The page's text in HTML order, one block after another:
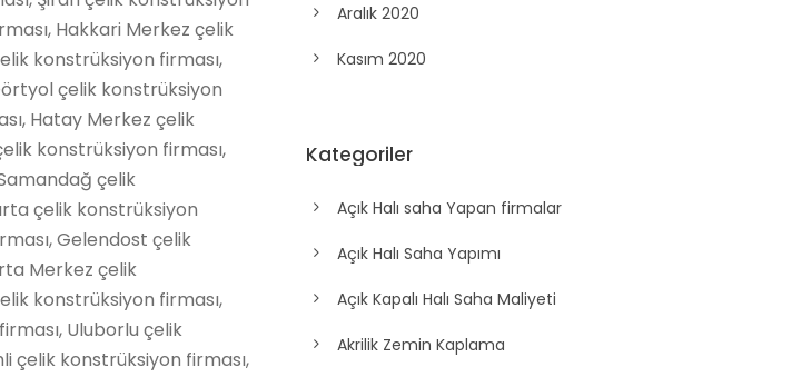
Aralık 2020
Kasım 2020
Kategoriler
Açık Halı saha Yapan firmalar
Açık Halı Saha Yapımı
Açık Kapalı Halı Saha Maliyeti
Akrilik Zemin Kaplama